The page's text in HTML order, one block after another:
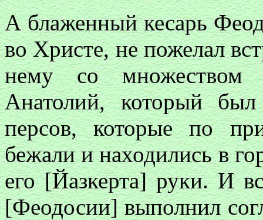
А блаженный кесарь
во Христе, не пожелал
нему со
Анатолий, который
персов, которые по
бежали и находились в
его [Йазкерта] руки. И
[Феодосии] выполнил